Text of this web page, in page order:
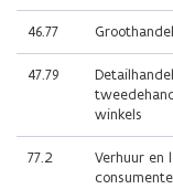
46.77
47.79
winkels
77.2
Verhuur en